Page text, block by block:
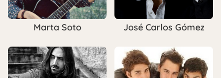
Marta Soto José Carlos Gómez